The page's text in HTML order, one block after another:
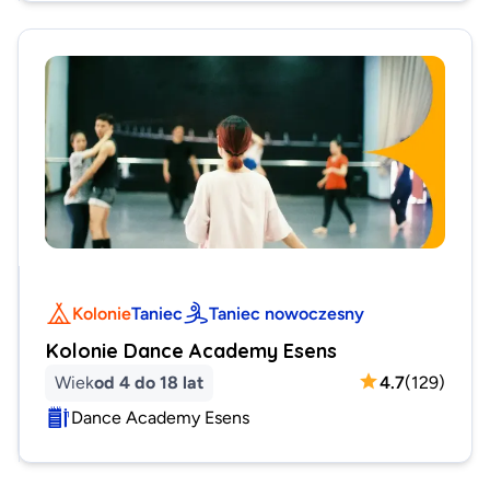
KolonieTaniec Taniec nowoczesny
Kolonie Dance Academy Esens
Wiekod 4 do 18 lat 4.7(129)
Dance Academy Esens